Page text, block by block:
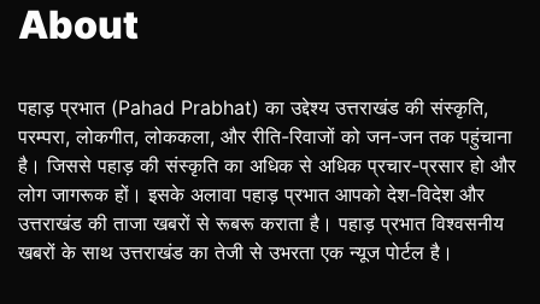
About
पहाड़ प्रभात (Pahad Prabhat) का उद्देश्य उत्तराखंड की संस्कृति,
परम्परा, लोकगीत, लोककला, और रीति-रिवाजों को जन-जन तक पहुंचाना
है। जिससे पहाड़ की संस्कृति का अधिक से अधिक प्रचार-प्रसार हो और
लोग जागरूक हों। इसके अलावा पहाड़ प्रभात आपको देश-विदेश और
उत्तराखंड की ताजा खबरों से रूबरू कराता है। पहाड़ प्रभात विश्वसनीय
खबरों के साथ उत्तराखंड का तेजी से उभरता एक न्यूज पोर्टल है।